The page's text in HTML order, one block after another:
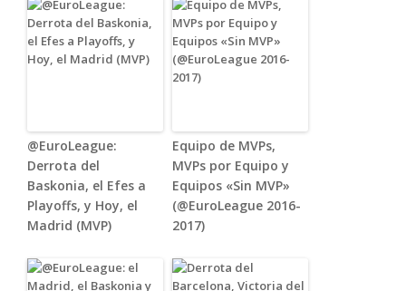
@EuroLeague:
Derrota del
Baskonia, el Efes a
Playoffs, y Hoy, el
Madrid (MVP)
Equipo de MVPs,
MVPs por Equipo y
Equipos «Sin MVP»
(@EuroLeague 2016-
2017)